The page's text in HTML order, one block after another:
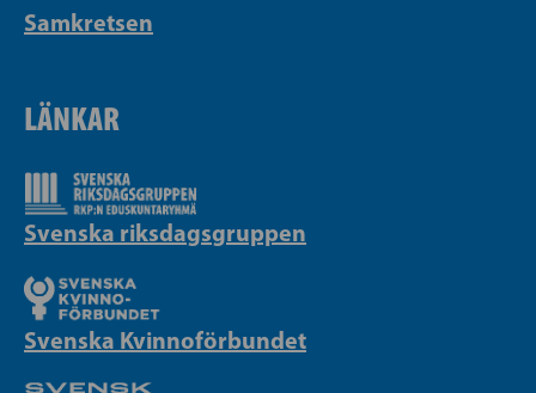
Samkretsen
LÄNKAR
Svenska riksdagsgruppen
Svenska Kvinnoförbundet